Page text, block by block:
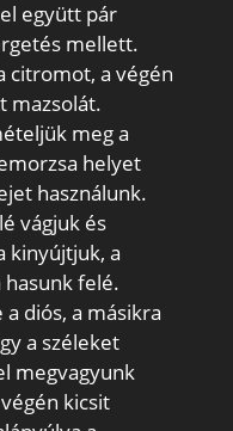
együtt pár
mellett.
citromot, a végén
mazsolát.
meg a
helyet
használunk.
vágjuk és
kinyújtjuk, a
hasunk felé.
diós, a másikra
a széleket
megvagyunk
kicsit